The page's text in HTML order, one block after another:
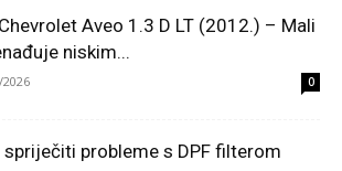
Aveo 1.3 D LT (2012.) – Mali
niskim...
0
probleme s DPF filterom